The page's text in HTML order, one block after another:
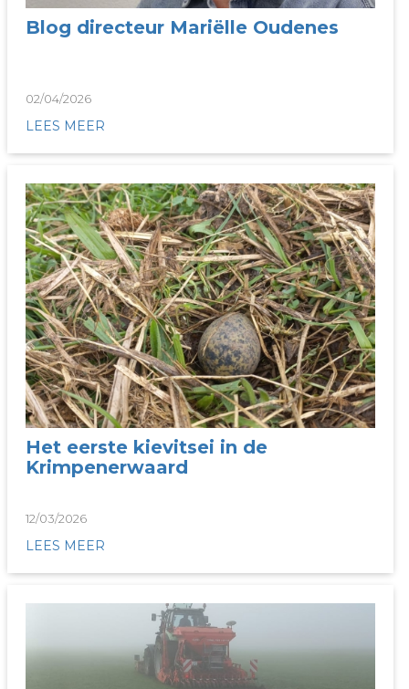
Blog directeur Mariëlle Oudenes
02/04/2026
LEES MEER
Het eerste kievitsei in de
Krimpenerwaard
12/03/2026
LEES MEER